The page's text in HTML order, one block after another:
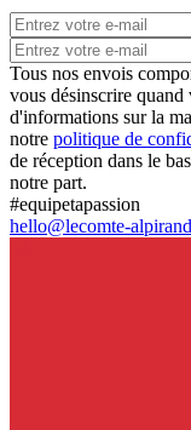
Tous nos envois
vous désinscrire
d'informations sur la
notre politique de
de réception dans le
notre part.
#equipetapassion
hello@lecomte-